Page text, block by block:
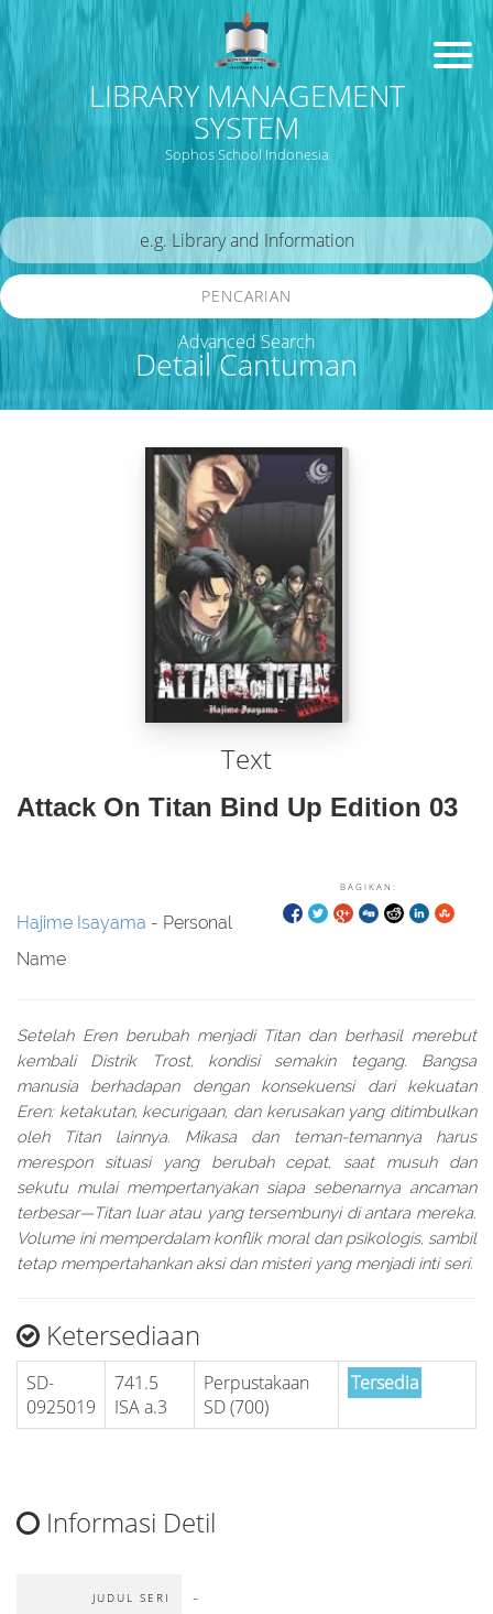
LIBRARY MANAGEMENT
SYSTEM
Sophos School Indonesia
Detail Cantuman
PENCARIAN
Advanced Search
Text
Attack On Titan Bind Up Edition 03
BAGIKAN:
Hajime Isayama - Personal
Name
Setelah Eren berubah menjadi Titan dan berhasil merebut
kembali Distrik Trost, kondisi semakin tegang. Bangsa
manusia berhadapan dengan konsekuensi dari kekuatan
Eren: ketakutan, kecurigaan, dan kerusakan yang ditimbulkan
oleh Titan lainnya. Mikasa dan teman-temannya harus
merespon situasi yang berubah cepat, saat musuh dan
sekutu mulai mempertanyakan siapa sebenarnya ancaman
terbesar—Titan luar atau yang tersembunyi di antara mereka.
Volume ini memperdalam konflik moral dan psikologis, sambil
tetap mempertahankan aksi dan misteri yang menjadi inti seri.
Ketersediaan
SD-
0925019
741.5
ISA a.3
Perpustakaan
SD (700)
Tersedia
Informasi Detil
JUDUL SERI -